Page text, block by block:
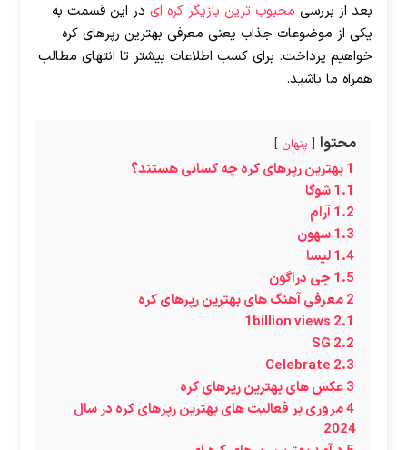
بعد از بررسی محبوب ترین بازیگر کره ای در این قسمت به
یکی از موضوعات جذاب یعنی معرفی بهترین رپرهای کره
خواهیم پرداخت. برای کسب اطلاعات بیشتر تا انتهای مطالب
همراه ما باشید.
محتوا پنهان
1بهترین رپرهای کره چه کسانی هستند؟
1.1شوگا
1.2آرام
1.3سهون
1.4لیسا
1.5 جی دراگون
2معرفی آهنگ های بهترین رپرهای کره
2.1
1billion views
2.2
SG
2.3
Celebrate
3عکس های بهترین رپرهای کره
4مروری بر فعالیت های بهترین رپرهای کره در سال
2024